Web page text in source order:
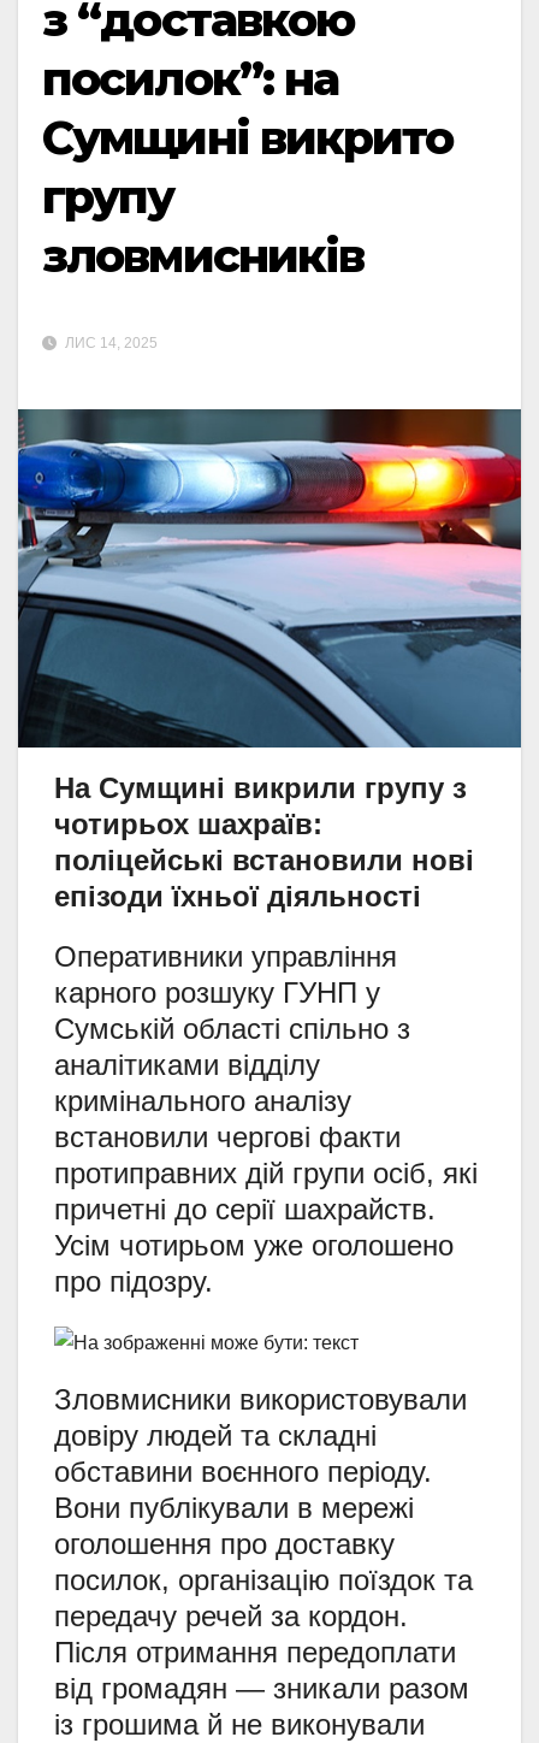
з “доставкою
посилок”: на
Сумщині викрито
групу
зловмисників
ЛИС 14, 2025
На Сумщині викрили групу з
чотирьох шахраїв:
поліцейські встановили нові
епізоди їхньої діяльності
Оперативники управління
карного розшуку ГУНП у
Сумській області спільно з
аналітиками відділу
кримінального аналізу
встановили чергові факти
протиправних дій групи осіб, які
причетні до серії шахрайств.
Усім чотирьом уже оголошено
про підозру.
Зловмисники використовували
довіру людей та складні
обставини воєнного періоду.
Вони публікували в мережі
оголошення про доставку
посилок, організацію поїздок та
передачу речей за кордон.
Після отримання передоплати
від громадян — зникали разом
із грошима й не виконували